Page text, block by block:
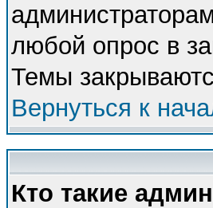
любой опрос в
Темы
Вернуться к
Кто такие